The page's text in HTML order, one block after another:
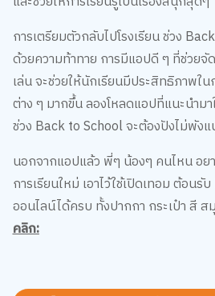
ด้วยความท้าทาย การมีแอปดี ๆ ที่ช่วยจัด
เล่น จะช่วยให้นักเรียนมีประสิทธิภาพใน
ต่าง ๆ มากขึ้น ลองโหลดแอปที่แนะนำม
ช่วง Back to School จะต้องปังไม่พัง
นอกจากแอปแล้ว พี่ๆ น้องๆ คนไหน อย
การเรียนใหม่ เอาไว้ใช้เปิดเทอม ต้อน
ออนไลน์ได้ครบ ทั้งปากกา กระเป๋า สี
คลิก:
มาเป็นชาว B2S CLUB ด้วยกันนะ